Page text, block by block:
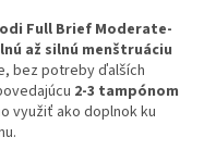
Full Brief Moderate-
až silnú menštruáciu
bez potreby ďalších
2-3 tampónom
využiť ako doplnok ku